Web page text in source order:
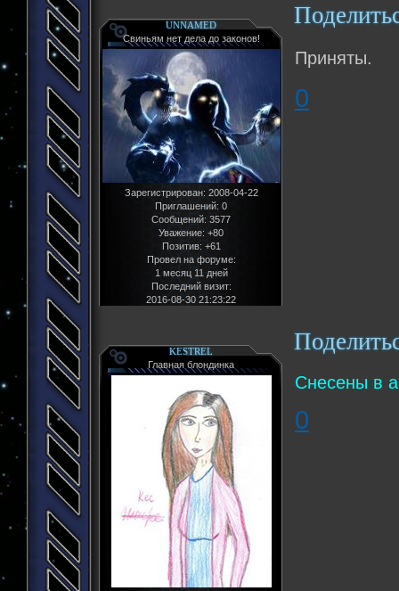
UNNAMED
Свиньям нет дела до законов!
Зарегистрирован: 2008-04-22
Приглашений: 0
Сообщений: 3577
Уважение: +80
Позитив: +61
Провел на форуме:
1 месяц 11 дней
Последний визит:
2016-08-30 21:23:22
Приняты.
0
KESTREL
Главная блондинка
Снесены в
0